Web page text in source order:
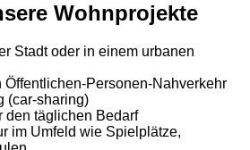
Wohnprojekte
Stadt oder in einem urbanen
Personen-Nahverkehr
(car-sharing)
den täglichen Bedarf
im Umfeld wie Spielplätze,